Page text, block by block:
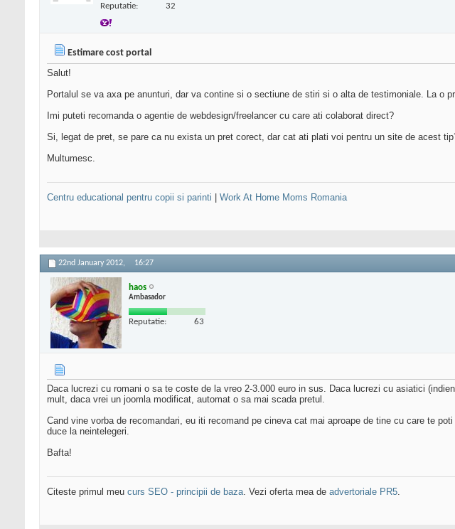
Reputatie: 32
Estimare cost portal
Salut!
Portalul se va axa pe anunturi, dar va contine si o sectiune de stiri si o alta de testimoniale. La o
Imi puteti recomanda o agentie de webdesign/freelancer cu care ati colaborat direct?
Si, legat de pret, se pare ca nu exista un pret corect, dar cat ati plati voi pentru un site de acest
Multumesc.
Centru educational pentru copii si parinti Work At Home Moms Romania
22nd January 2012, 16:27
haos
Ambasador
Reputatie: 63
Daca lucrezi cu romani o sa te coste de la vreo 2-3.000 euro in sus. Daca lucrezi cu asiatici
mult, daca vrei un joomla modificat, automat o sa mai scada pretul.
Cand vine vorba de recomandari, eu iti recomand pe cineva cat mai aproape de tine cu care te
duce la neintelegeri.
Bafta!
Citeste primul meu curs SEO - principii de baza. Vezi oferta mea de advertoriale PR5.